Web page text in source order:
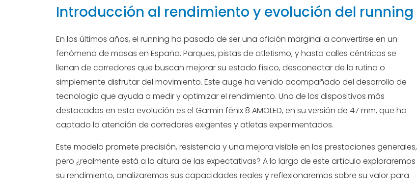
Introducción al rendimiento y evolución del running
En los últimos años, el running ha pasado de ser una afición marginal a convertirse en un
fenómeno de masas en España. Parques, pistas de atletismo, y hasta calles céntricas se
llenan de corredores que buscan mejorar su estado físico, desconectar de la rutina o
simplemente disfrutar del movimiento. Este auge ha venido acompañado del desarrollo de
tecnología que ayuda a medir y optimizar el rendimiento. Uno de los dispositivos más
destacados en esta evolución es el Garmin fēnix 8 AMOLED, en su versión de 47 mm, que ha
captado la atención de corredores exigentes y atletas experimentados.
Este modelo promete precisión, resistencia y una mejora visible en las prestaciones generales,
pero ¿realmente está a la altura de las expectativas? A lo largo de este artículo exploraremos
su rendimiento, analizaremos sus capacidades reales y reflexionaremos sobre su valor para